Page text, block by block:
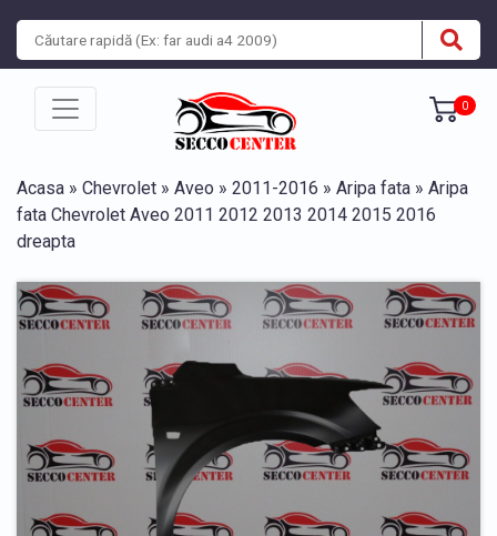
0
Acasa » Chevrolet » Aveo » 2011-2016 » Aripa fata » Aripa
fata Chevrolet Aveo 2011 2012 2013 2014 2015 2016
dreapta